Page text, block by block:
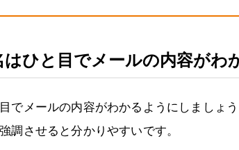
はひと目でメールの内容がわ
でメールの内容がわかるようにしましょ
調させると分かりやすいです。